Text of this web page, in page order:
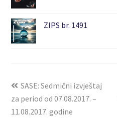
ZIPS br. 1491
SASE: Sedmični izvještaj
za period od 07.08.2017. –
11.08.2017. godine